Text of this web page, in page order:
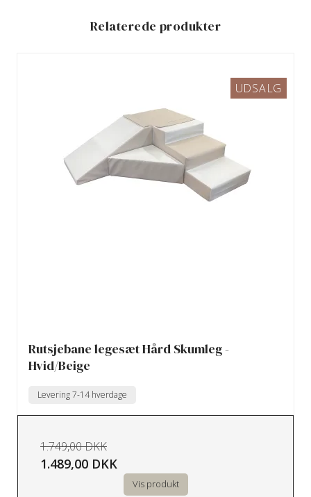
Relaterede produkter
UDSALG
Rutsjebane legesæt Hård Skumleg -
Hvid/Beige
Levering 7-14 hverdage
1.749,00 DKK
1.489,00 DKK
Vis produkt